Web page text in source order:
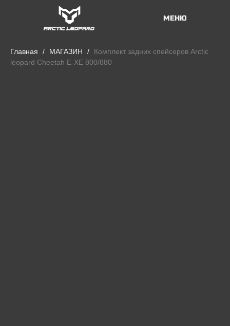
МЕНЮ
Главная МАГАЗИН
Комплект задних спейсеров Arctic
leopard Cheetah E-XE 800/880